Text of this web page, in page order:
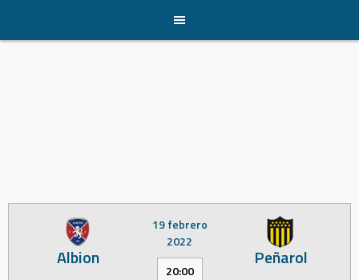
content
Albion Peñarol
19 febrero
2022
20:00